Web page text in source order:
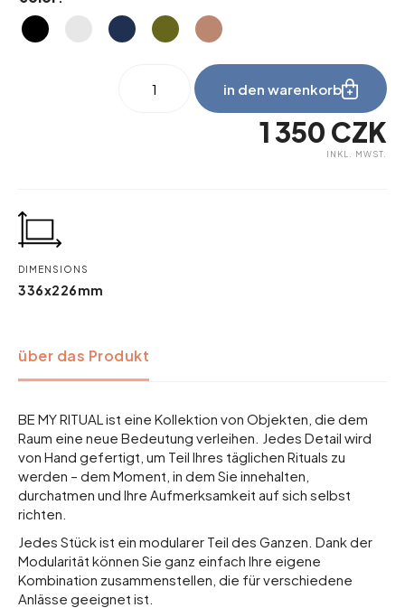
in den warenkorb
1 350 CZK
INKL. MWST.
DIMENSIONS
336x226mm
über das Produkt
BE MY RITUAL ist eine Kollektion von Objekten, die dem
Raum eine neue Bedeutung verleihen. Jedes Detail wird
von Hand gefertigt, um Teil Ihres täglichen Rituals zu
werden – dem Moment, in dem Sie innehalten,
durchatmen und Ihre Aufmerksamkeit auf sich selbst
richten.
Jedes Stück ist ein modularer Teil des Ganzen. Dank der
Modularität können Sie ganz einfach Ihre eigene
Kombination zusammenstellen, die für verschiedene
Anlässe geeignet ist.